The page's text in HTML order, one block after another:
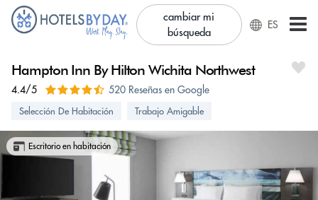
cambiar mi
búsqueda
ES
Hampton Inn By Hilton Wichita Northwest
4.4/5 520 Reseñas en Google
Selección De Habitación Trabajo Amigable
Escritorio en habitación